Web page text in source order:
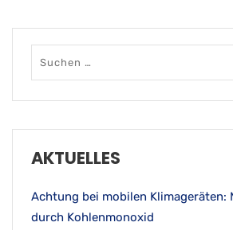
AKTUELLES
Achtung bei mobilen Klimageräten:
durch Kohlenmonoxid